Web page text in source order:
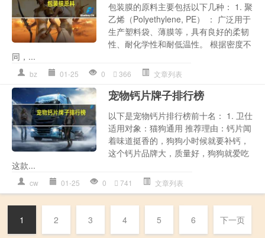
包装膜的原料主要包括以下几种： 1. 聚
乙烯（Polyethylene, PE） ： 广泛用于
生产塑料袋、薄膜等，具有良好的柔韧
性、耐化学性和耐低温性。 根据密度不
同，...
bz 01-25 0 366 文章列表
宠物钙片牌子排行榜
以下是宠物钙片排行榜前十名： 1. 卫仕
适用对象：猫狗通用 推荐理由：钙片闻
着味道挺香的，狗狗小时候就要补钙，
这个钙片品牌大，质量好，狗狗就爱吃
这款...
cw 01-25 0 741 文章列表
1 2 3 4 5 6 下一页